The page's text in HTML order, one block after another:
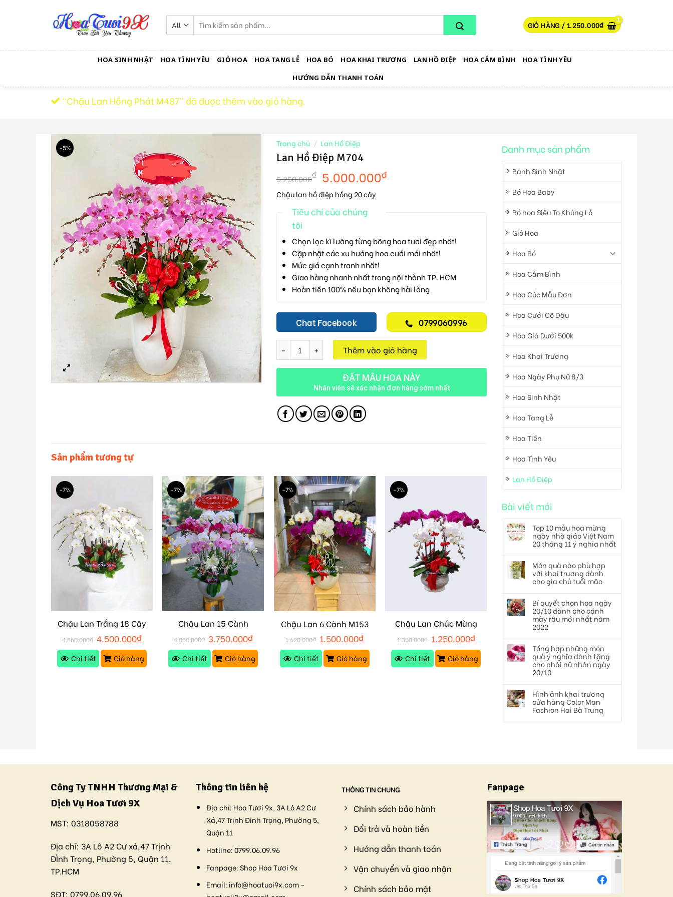
kiếm:
GIỎ HÀNG / 1.250.000₫
HOA SINH NHẬT HOA TÌNH YÊU GIỎ HOA HOA TANG LỄ HOA BÓ HOA KHAI TRƯƠNG LAN HỒ ĐIỆP HOA CẮM BÌNH
HOA TÌNH YÊU
HƯỚNG DẪN THANH TOÁN
“Chậu Lan Hồng Phát M487” đã được thêm vào giỏ hàng.
Danh mục sản phẩm
Bánh Sinh Nhật
Bó Hoa Baby
Bó hoa Siêu To Khủng Lồ
Giỏ Hoa
Hoa Bó
Hoa Cắm Bình
Hoa Cúc Mẫu Đơn
Hoa Cưới Cô Dâu
Hoa Giá Dưới 500k
Hoa Khai Trương
Hoa Ngày Phụ Nữ 8/3
Hoa Sinh Nhật
Hoa Tang Lễ
Hoa Tiền
Hoa Tình Yêu
Lan Hồ Điệp
Bài viết mới
Top 10 mẫu hoa mừng
ngày nhà giáo Việt Nam
20 tháng 11 ý nghĩa nhất
Món quà nào phù hợp
với khai trương dành
cho gia chủ tuổi mão
Bí quyết chọn hoa ngày
20/10 dành cho cánh
mày râu mới nhất năm
2022
Tổng hợp những món
quà ý nghĩa dành tặng
cho phái nữ nhân ngày
20/10
Hình ảnh khai trương
cửa hàng Color Man
Fashion Hai Bà Trưng
-5% Trang chủ / Lan Hồ Điệp
Lan Hồ Điệp M704
5.250.000₫ 5.000.000₫
Chậu lan hồ điệp hồng 20 cây
Tiêu chí của chúng
tôi
Chọn lọc kĩ lưỡng từng bông hoa tươi đẹp nhất!
Cập nhật các xu hướng hoa cưới mới nhất!
Mức giá cạnh tranh nhất!
Giao hàng nhanh nhất trong nội thành TP. HCM
Hoàn tiền 100% nếu bạn không hài lòng
Chat Facebook 0799060996
Lan Hồ Điệp M704 số lượngThêm vào giỏ hàng
ĐẶT MẪU HOA NÀY
Nhân viên sẽ xác nhận đơn hàng sớm nhất
Sản phẩm tương tự
-7%
Chậu Lan Trắng 18 Cây
4.860.000₫ 4.500.000₫
Chi tiết Giỏ hàng
-7%
Chậu Lan 15 Cành
4.050.000₫ 3.750.000₫
Chi tiết Giỏ hàng
-7%
Chậu Lan 6 Cành M153
1.620.000₫ 1.500.000₫
Chi tiết Giỏ hàng
-7%
Chậu Lan Chúc Mừng
1.350.000₫ 1.250.000₫
Chi tiết Giỏ hàng
Công Ty TNHH Thương Mại &
Dịch Vụ Hoa Tươi 9X
MST: 0318058788
Địa chỉ: 3A Lô A2 Cư xá,47 Trịnh
ĐÌnh Trọng, Phường 5, Quận 11,
TP.HCM
SĐT: 0799.06.09.96
Thông tin liên hệ
Địa chỉ: Hoa Tươi 9x, 3A Lô A2 Cư
Xá,47 Trịnh Đình Trọng, Phường 5,
Quận 11
Hotline:0799.06.09.96
Fanpage:Shop Hoa Tươi 9x
Email: info@hoatuoi9x.com -
THÔNG TIN CHUNG
Chính sách bảo hành
Đổi trả và hoàn tiền
Hướng dẫn thanh toán
Vận chuyển và giao nhận
Chính sách bảo mật
Fanpage